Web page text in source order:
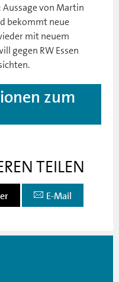
von Martin
bekommt neue
mit neuem
gegen RW Essen
zum
TEILEN
E-Mail